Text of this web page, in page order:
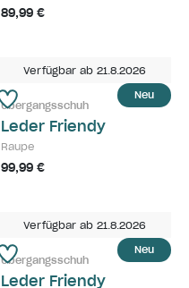
89,99 €
Verfügbar ab 21.8.2026
Neu
Übergangsschuh
Leder Friendy
Raupe
99,99 €
Verfügbar ab 21.8.2026
Neu
Übergangsschuh
Leder Friendy